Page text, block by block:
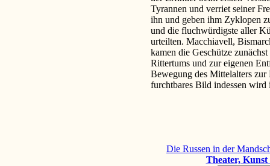
Tyrannen und verriet seiner
ihn und geben ihm Zyklopen
und die fluchwürdigste aller
urteilten. Macchiavell,
kamen die Geschütze
Rittertums und zur eigenen
Bewegung des Mittelalters
furchtbares Bild indessen wird
Die Russen in der
Theater, Kunst